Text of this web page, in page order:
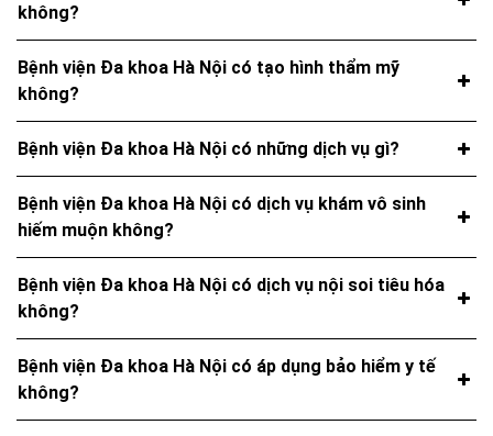
không?
Bệnh viện Đa khoa Hà Nội có tạo hình thẩm mỹ
không?
Bệnh viện Đa khoa Hà Nội có những dịch vụ gì?
Bệnh viện Đa khoa Hà Nội có dịch vụ khám vô sinh
hiếm muộn không?
Bệnh viện Đa khoa Hà Nội có dịch vụ nội soi tiêu hóa
không?
Bệnh viện Đa khoa Hà Nội có áp dụng bảo hiểm y tế
không?